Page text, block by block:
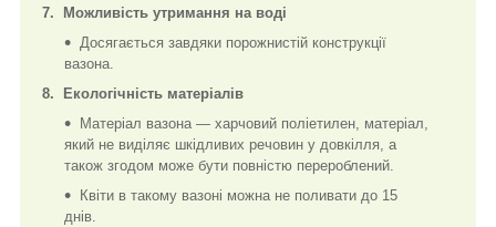
7. Можливість утримання на воді
Досягається завдяки порожнистій конструкції
вазона.
8. Екологічність матеріалів
Матеріал вазона — харчовий поліетилен, матеріал,
який не виділяє шкідливих речовин у довкілля, а
також згодом може бути повністю перероблений.
Квіти в такому вазоні можна не поливати до 15
днів.